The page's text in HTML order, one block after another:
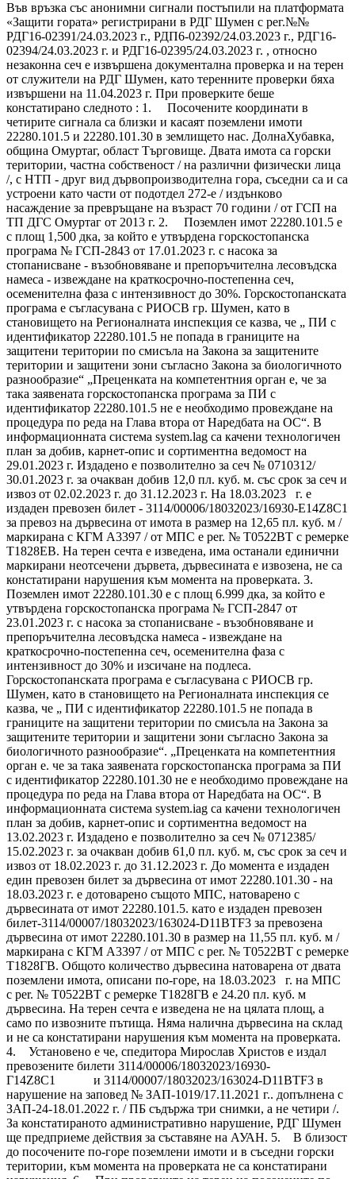
Във връзка със анонимни сигнали постъпили на платформата
«Защити гората» регистрирани в РДГ Шумен с рег.№№
РДГ16-02391/24.03.2023 г., РДП6-02392/24.03.2023 г., РДГ16-
02394/24.03.2023 г. и РДГ16-02395/24.03.2023 г. , относно
незаконна сеч е извършена документална проверка и на терен
от служители на РДГ Шумен, като теренните проверки бяха
извършени на 11.04.2023 г. При проверките беше
констатирано следното : 1. Посочените координати в
четирите сигнала са близки и касаят поземлени имоти
22280.101.5 и 22280.101.30 в землището нас. ДолнаХубавка,
община Омуртаг, област Търговище. Двата имота са горски
територии, частна собственост / на различни физически лица
/, с НТП - друг вид дървопроизводителна гора, съседни са и са
устроени като части от подотдел 272-е / издънково
насаждение за превръщане на възраст 70 години / от ГСП на
ТП ДГС Омуртаг от 2013 г. 2. Поземлен имот 22280.101.5 е
с площ 1,500 дка, за който е утвърдена горскостопанска
програма № ГСП-2843 от 17.01.2023 г. с насока за
стопанисване - възобновяване и препоръчителна лесовъдска
намеса - извеждане на краткосрочно-постепенна сеч,
осеменителна фаза с интензивност до 30%. Горскостопанската
програма е съгласувана с РИОСВ гр. Шумен, като в
становището на Регионалната инспекция се казва, че „ ПИ с
идентификатор 22280.101.5 не попада в границите на
защитени територии по смисъла на Закона за защитените
територии и защитени зони съгласно Закона за биологичното
разнообразие“ „Преценката на компетентния орган е, че за
така заявената горскостопанска програма за ПИ с
идентификатор 22280.101.5 не е необходимо провеждане на
процедура по реда на Глава втора от Наредбата на ОС“. В
информационната система system.lag са качени технологичен
план за добив, карнет-опис и сортиментна ведомост на
29.01.2023 г. Издадено е позволително за сеч № 0710312/
30.01.2023 г. за очакван добив 12,0 пл. куб. м. със срок за сеч и
извоз от 02.02.2023 г. до 31.12.2023 г. На 18.03.2023 г. е
издаден превозен билет - 3114/00006/18032023/16930-E14Z8C1
за превоз на дървесина от имота в размер на 12,65 пл. куб. м /
маркирана с КГМ А3397 / от МПС е per. № Т0522ВТ с ремерке
Т1828ЕВ. На терен сечта е изведена, има останали единични
маркирани неотсечени дървета, дървесината е извозена, не са
констатирани нарушения към момента на проверката. 3.
Поземлен имот 22280.101.30 е с площ 6.999 дка, за който е
утвърдена горскостопанска програма № ГСП-2847 от
23.01.2023 г. с насока за стопанисване - възобновяване и
препоръчителна лесовъдска намеса - извеждане на
краткосрочно-постепенна сеч, осеменителна фаза с
интензивност до 30% и изсичане на подлеса.
Горскостопанската програма е съгласувана с РИОСВ гр.
Шумен, като в становището на Регионалната инспекция се
казва, че „ ПИ с идентификатор 22280.101.5 не попада в
границите на защитени територии по смисъла на Закона за
защитените територии и защитени зони съгласно Закона за
биологичното разнообразие“. „Преценката на компетентния
орган е. че за така заявената горскостопанска програма за ПИ
с идентификатор 22280.101.30 не е необходимо провеждане на
процедура по реда на Глава втора от Наредбата на ОС“. В
информационната система system.iag са качени технологичен
план за добив, карнет-опис и сортиментна ведомост на
13.02.2023 г. Издадено е позволително за сеч № 0712385/
15.02.2023 г. за очакван добив 61,0 пл. куб. м, със срок за сеч и
извоз от 18.02.2023 г. до 31.12.2023 г. До момента е издаден
един превозен билет за дървесина от имот 22280.101.30 - на
18.03.2023 г. е дотоварено същото МПС, натоварено с
дървесината от имот 22280.101.5. като е издаден превозен
билет-3114/00007/18032023/163024-D11BTF3 за превозена
дървесина от имот 22280.101.30 в размер на 11,55 пл. куб. м /
маркирана с КГМ А3397 / от МПС с per. № Т0522ВТ с ремерке
Т1828ГВ. Общото количество дървесина натоварена от двата
поземлени имота, описани по-горе, на 18.03.2023 г. на МПС
с per. № Т0522ВТ с ремерке Т1828ГВ е 24.20 пл. куб. м
дървесина. На терен сечта е изведена не на цялата площ, а
само по извозните пътища. Няма налична дървесина на склад
и не са констатирани нарушения към момента на проверката.
4. Установено е че, спедитора Мирослав Христов е издал
превозените билети 3114/00006/18032023/16930-
Г14Z8C1 и 3114/00007/18032023/163024-D11BTF3 в
нарушение на заповед № ЗАП-1019/17.11.2021 г.. допълнена с
ЗАП-24-18.01.2022 г. / ПБ съдържа три снимки, а не четири /.
За констатираното административно нарушение, РДГ Шумен
ще предприеме действия за съставяне на АУАН. 5. В близост
до посочените по-горе поземлени имоти и в съседни горски
територии, към момента на проверката не са констатирани